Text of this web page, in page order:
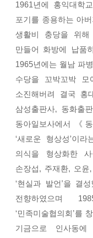
1961년에 홍익대학
포기를 종용하는 아
생활비 충당을 위해
만들어 화방에 납품
1965년에는 월남 파
수당을 꼬박꼬박
소진해버려 결국 홍
삼성출판사, 동화출
동아일보사에서 《
‘새로운 형상성’이라
의식을 형상화한
손장섭, 주재환, 오윤,
‘현실과 발언 ’을 결성
전향하였으며
‘민족미술협의회 ’를
기금으로 인사동에